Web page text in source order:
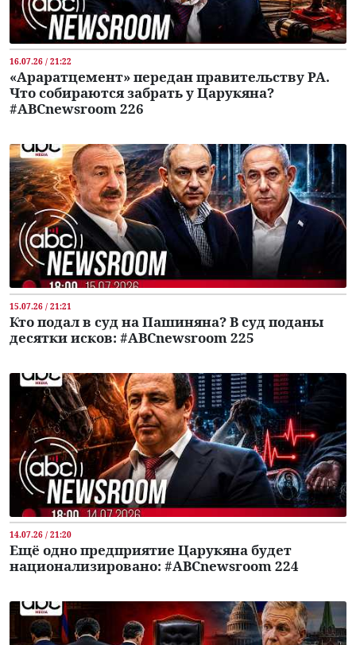
16.07.26 / 21:22
«Араратцемент» передан правительству РА.
Что собираются забрать у Царукяна?
#ABCnewsroom 226
15.07.26 / 21:21
Кто подал в суд на Пашиняна? В суд поданы
десятки исков: #ABCnewsroom 225
14.07.26 / 21:20
Ещё одно предприятие Царукяна будет
национализировано: #ABCnewsroom 224